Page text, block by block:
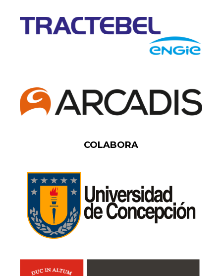
COLABORA